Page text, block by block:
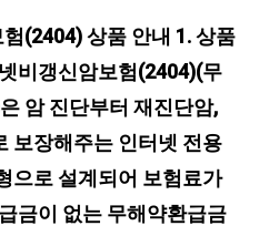
(2404) 상품 안내 1. 상품
비갱신암보험(2404)(무
암 진단부터 재진단암,
보장해주는 인터넷 전용
으로 설계되어 보험료가
금이 없는 무해약환급금